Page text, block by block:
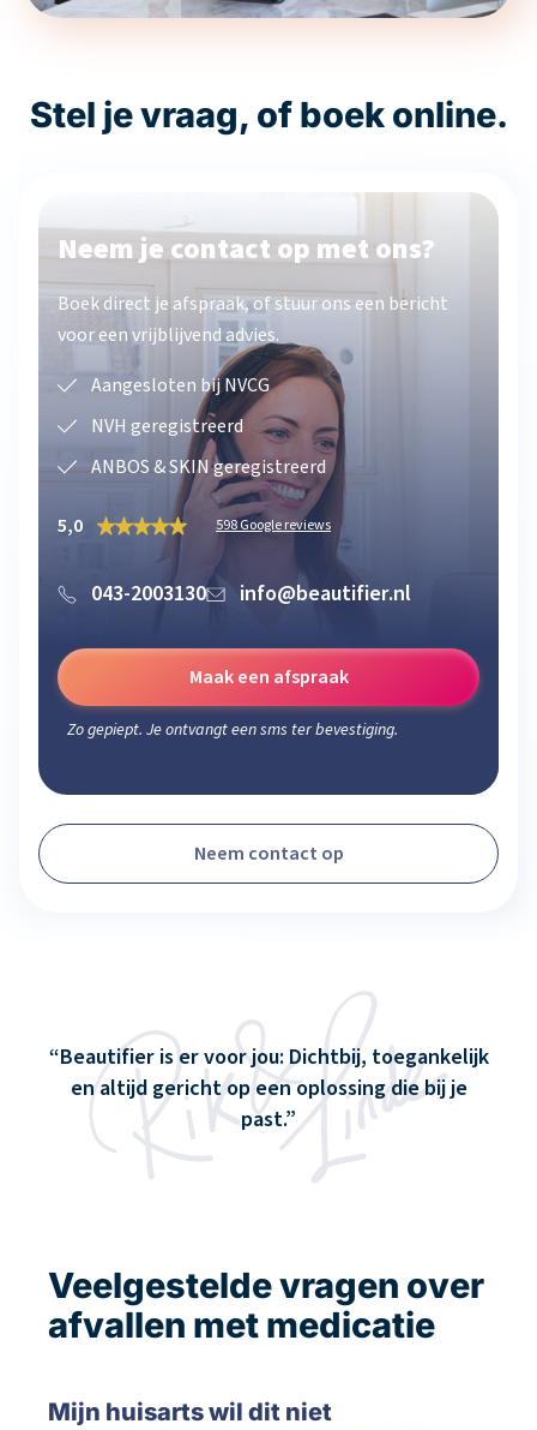
Stel je vraag, of boek online.
Neem je contact op met ons?
Boek direct je afspraak, of stuur ons een bericht
voor een vrijblijvend advies.
Aangesloten bij NVCG
NVH geregistreerd
ANBOS & SKIN geregistreerd
5,0 598 Google reviews
043-2003130 info@beautifier.nl
Maak een afspraak
Zo gepiept. Je ontvangt een sms ter bevestiging.
Neem contact op
Beautifier is er voor jou: Dichtbij, toegankelijk
en altijd gericht op een oplossing die bij je
past.
Veelgestelde vragen over
afvallen met medicatie
Mijn huisarts wil dit niet